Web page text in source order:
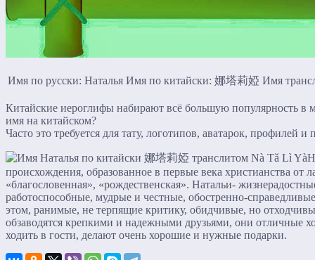
Имя по русски: Наталья Имя по китайски: 娜塔莉婭 Имя
Китайские иероглифы набирают всё большую популярность в
имя на китайском?
Часто это требуется для тату, логотипов, аватарок, профилей и
происхождения, образованное в первые века христианства
«благословенная», «рождественская». Натальи-
работоспособные, мудрые и честные, обостренно-
этом, ранимые, не терпящие критику, обидчивые, но
обзаводятся крепкими и надежными друзьями, они отличные
ходить в гости, делают очень хорошие и нужные подарки.